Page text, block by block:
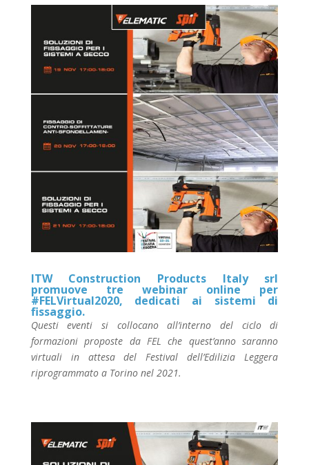
ITW Construction Products Italy srl
promuove tre webinar online per
#FELVirtual2020, dedicati ai sistemi di
fissaggio.
Questi eventi si collocano all’interno del ciclo di
formazioni proposte da FEL che quest’anno saranno
virtuali in attesa del Festival dell’Edilizia Leggera
riprogrammato a Torino nel 2021.